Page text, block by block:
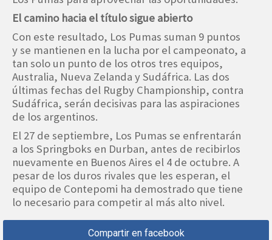
El camino hacia el título sigue abierto
Con este resultado, Los Pumas suman 9 puntos
y se mantienen en la lucha por el campeonato, a
tan solo un punto de los otros tres equipos,
Australia, Nueva Zelanda y Sudáfrica. Las dos
últimas fechas del Rugby Championship, contra
Sudáfrica, serán decisivas para las aspiraciones
de los argentinos.
El 27 de septiembre, Los Pumas se enfrentarán
a los Springboks en Durban, antes de recibirlos
nuevamente en Buenos Aires el 4 de octubre. A
pesar de los duros rivales que les esperan, el
equipo de Contepomi ha demostrado que tiene
lo necesario para competir al más alto nivel.
Compartir en facebook